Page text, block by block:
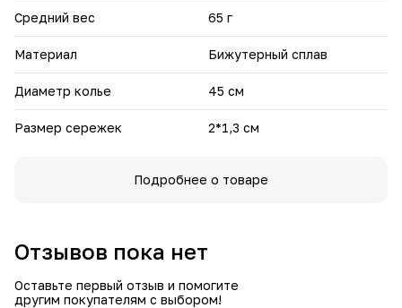
Идеальный вариант для подарка или пополнения
собственной коллекции украшений.
Средний вес 65 г
Материал Бижутерный сплав
Диаметр колье 45 см
Размер сережек 2*1,3 см
Подробнее о товаре
Отзывов пока нет
Оставьте первый отзыв и помогите
другим покупателям с выбором!